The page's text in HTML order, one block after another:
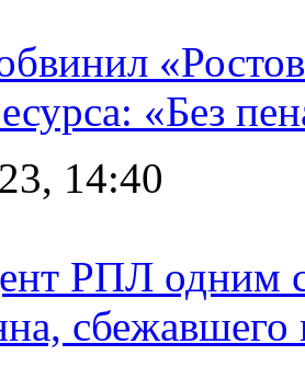
«Без
14:40
РПЛ одним
сбежавшего